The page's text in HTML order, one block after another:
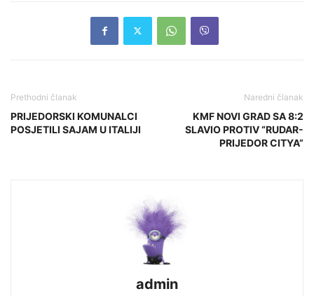
Prethodni članak
PRIJEDORSKI KOMUNALCI
POSJETILI SAJAM U ITALIJI
Naredni članak
KMF NOVI GRAD SA 8:2
SLAVIO PROTIV “RUDAR-
PRIJEDOR CITYA”
admin